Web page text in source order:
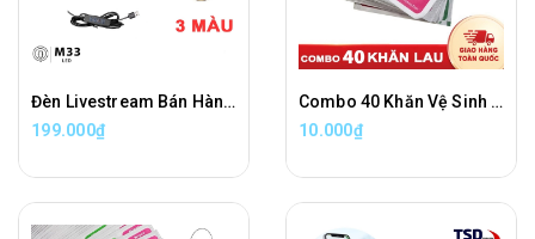
Đèn Livestream Bán Hàng, Chụp Ảnh, Makeup Trang Điểm 3 Chế Độ Sáng Cao Cấp
199.000₫
Combo 40 Khăn Vệ Sinh Điện Thoại, Máy Tính, Máy Ảnh, Mắt Kính Tiện Lợi
10.000₫